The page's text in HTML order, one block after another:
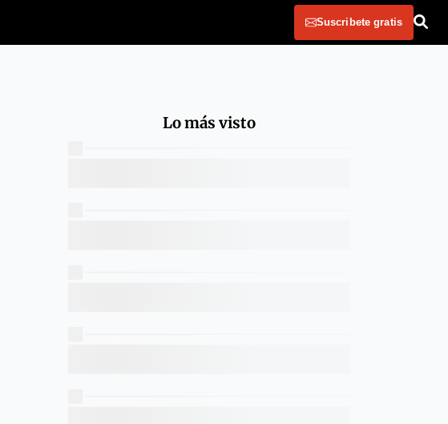
Suscribete gratis
Lo más visto